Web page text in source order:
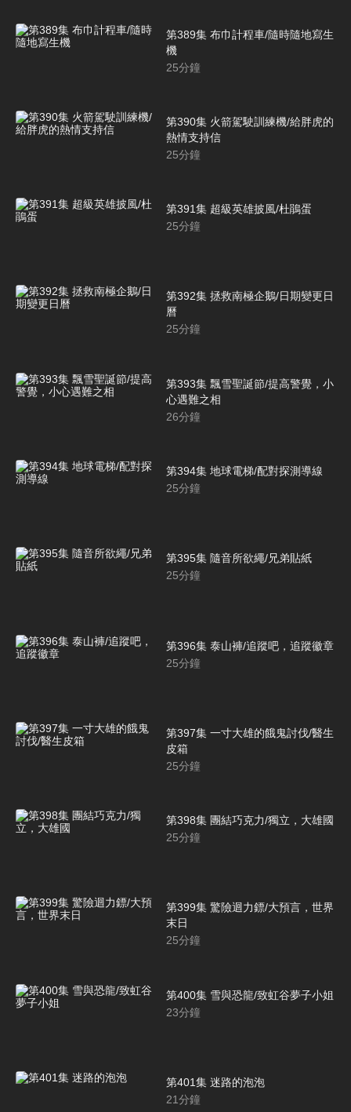
第389集 布巾計程車/隨時隨地寫生
機
25分鐘
第390集 火箭駕駛訓練機/給胖虎的
熱情支持信
25分鐘
第391集 超級英雄披風/杜鵑蛋
25分鐘
第392集 拯救南極企鵝/日期變更日
曆
25分鐘
第393集 飄雪聖誕節/提高警覺，小
心遇難之相
26分鐘
第394集 地球電梯/配對探測導線
25分鐘
第395集 隨音所欲繩/兄弟貼紙
25分鐘
第396集 泰山褲/追蹤吧，追蹤徽章
25分鐘
第397集 一寸大雄的餓鬼討伐/醫生
皮箱
25分鐘
第398集 團結巧克力/獨立，大雄國
25分鐘
第399集 驚險迴力鏢/大預言，世界
末日
25分鐘
第400集 雪與恐龍/致虹谷夢子小姐
23分鐘
第401集 迷路的泡泡
21分鐘